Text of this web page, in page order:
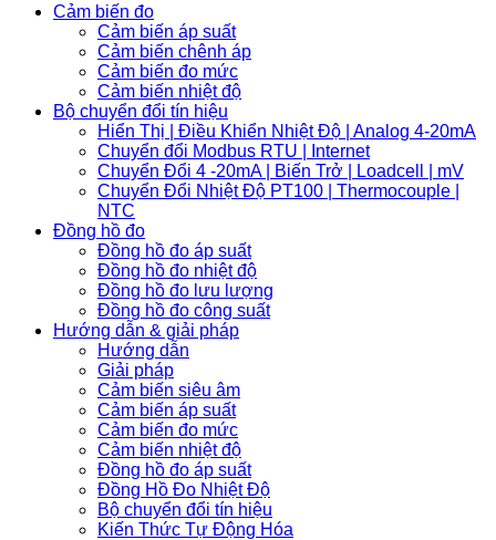
Cảm biến đo
Cảm biến áp suất
Cảm biến chênh áp
Cảm biến đo mức
Cảm biến nhiệt độ
Bộ chuyển đổi tín hiệu
Hiển Thị | Điều Khiển Nhiệt Độ | Analog 4-20mA
Chuyển đổi Modbus RTU | Internet
Chuyển Đổi 4 -20mA | Biến Trở | Loadcell | mV
Chuyển Đổi Nhiệt Độ PT100 | Thermocouple |
NTC
Đồng hồ đo
Đồng hồ đo áp suất
Đồng hồ đo nhiệt độ
Đồng hồ đo lưu lượng
Đồng hồ đo công suất
Hướng dẫn & giải pháp
Hướng dẫn
Giải pháp
Cảm biến siêu âm
Cảm biến áp suất
Cảm biến đo mức
Cảm biến nhiệt độ
Đồng hồ đo áp suất
Đồng Hồ Đo Nhiệt Độ
Bộ chuyển đổi tín hiệu
Kiến Thức Tự Động Hóa